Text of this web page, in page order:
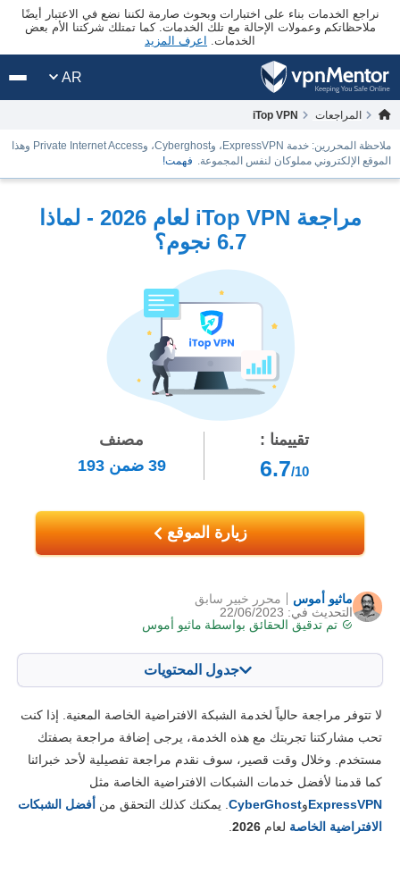
نراجع الخدمات بناء على اختبارات وبحوث صارمة لكننا نضع في الاعتبار أيضًا
ملاحظاتكم وعمولات الإحالة مع تلك الخدمات. كما تمتلك شركتنا الأم بعض
الخدمات. اعرف المزيد
AR
المراجعات iTop VPN
ملاحظة المحررين: خدمة ExpressVPN، وCyberghost، وPrivate Internet Access وهذا
الموقع الإلكتروني مملوكان لنفس المجموعة. فهمت!
مراجعة iTop VPN لعام 2026 - لماذا
6.7 نجوم؟
تقييمنا :
6.7/10
مصنف
39 ضمن193
زيارة الموقع
ماثيو أموس
التحديث في: 22/06/2023
تم تدقيق الحقائق بواسطة ماثيو أموس
محرر خبير سابق
جدول المحتويات
الخصائص الرئيسية
التثبيت والتطبيقات 6.0
المصداقية والدعم 4.4
لا تتوفر مراجعة حالياً لخدمة الشبكة الافتراضية الخاصة المعنية. إذا كنت
تحب مشاركتنا تجربتك مع هذه الخدمة، يرجى إضافة مراجعة بصفتك
مستخدم. وخلال وقت قصير، سوف نقدم مراجعة تفصيلية لأحد خبرائنا
كما قدمنا لأفضل خدمات الشبكات الافتراضية الخاصة مثل
ExpressVPNوCyberGhost. يمكنك كذلك التحقق من أفضل الشبكات
الافتراضية الخاصة لعام 2026
.